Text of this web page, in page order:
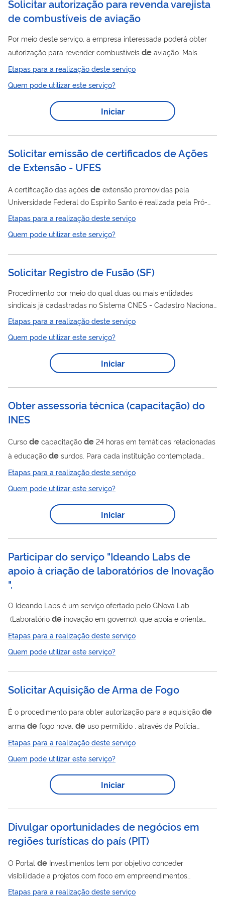
Solicitar autorização para revenda varejista
de combustíveis de aviação
Por meio deste serviço, a empresa interessada poderá obter
autorização para revender combustíveis de aviação. Mais
aviação - Agência Nacional de
Petróleo e Biocombustíveis
Para utilizar esse serviço você deve ter um cadastro como
usuário externo do SEI-ANP. Para mais informações acesse o
serviço " Solicitar cadastro como usuário externo no SEI-ANP ".
Etapas para a realização deste serviço
Quem pode utilizar este serviço?
Iniciar
Solicitar emissão de certificados de Ações
de Extensão - UFES
A certificação das ações de extensão promovidas pela
Universidade Federal do Espírito Santo é realizada pela Pró-
reitoria deExtensão - ProEx, conforme solicitação realizada
pelos coordenadores das ações
são enviados automaticamente para os endereços eletrônicos
informados na planilhadesolicitaçãodecertificados .
Etapas para a realização deste serviço
Quem pode utilizar este serviço?
Solicitar Registro de Fusão(SF)
Procedimento por meio do qual duas ou mais entidades
sindicais já cadastradas no Sistema CNES - Cadastro Nacional
deEntidades Sindicais se unem para a formação
Etapas para a realização deste serviço
Quem pode utilizar este serviço?
Iniciar
Obter assessoria técnica (capacitação) do
INES
Curso de capacitação de 24 horas em temáticas relacionadas
à educação de surdos. Para cada instituição contemplada
será concedido 02 (dois) temas, a serem selecionados dentre o
cardápio disponível no ano vigente, devidamente divulgado na
fasedeinscrições.
Etapas para a realização deste serviço
Quem pode utilizar este serviço?
Iniciar
Participar do serviço "Ideando Labs de
apoio à criação de laboratórios de Inovação​
".
O Ideando Labs é um serviço ofertado pelo GNova Lab
(Laboratório de inovação em governo), que apoia e orienta
equipesdeservidores públicos interessados em criar
laboratórios
de
cinco oficinas colaborativas, as equipes são conduzidas por um
processodeideação orientado por perguntas-chave,
referências teóricas e práticas e exemplos inspiradores. O
serviço contempla reflexões estratégicas sobre a...
Etapas para a realização deste serviço
Quem pode utilizar este serviço?
Solicitar Aquisição de Arma de Fogo
É o procedimento para obter autorização para a aquisição de
arma de fogo nova, de
Federal. A aquisiçãodearmadecalibre
observa normas especiais
de
autorização na forma da Portaria
dearmadecalibredeuso restrito.
Etapas para a realização deste serviço
Quem pode utilizar este serviço?
Iniciar
Divulgar oportunidades de negócios em
regiões turísticas do país(PIT)
O Portal de Investimentos tem por objetivo conceder
visibilidade a projetos com foco em empreendimentos
comerciais turísticos, com disponibilidade
Etapas para a realização deste serviço